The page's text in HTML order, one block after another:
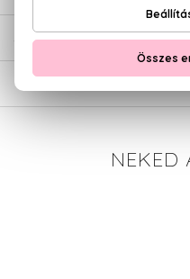
SZÁLLÍTÁS
NEKED